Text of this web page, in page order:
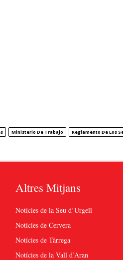
Ministerio De Trabajo
Reglamento De Los
Altres Mitjans
Notícies de la Seu d’Urgell
Notícies de Cervera
Notícies de Tàrrega
Notícies de la Vall d’Aran